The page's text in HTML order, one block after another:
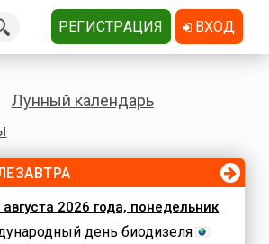
Лунный календарь
августа 2026 года, понедельник
день биодизеля
РЕГИСТРАЦИЯ ВХОД